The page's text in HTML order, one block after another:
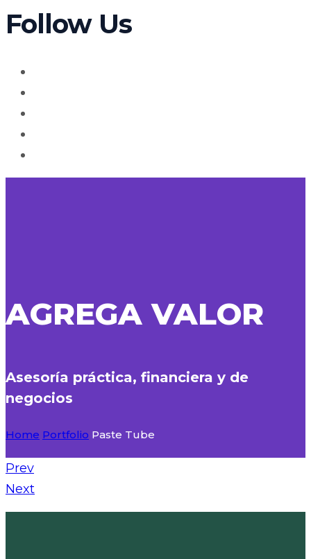
Follow Us
AGREGA VALOR
Asesoría práctica, financiera y de
negocios
Home Portfolio Paste Tube
Prev
Next